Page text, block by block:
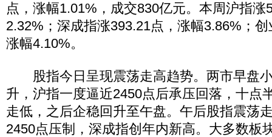
点，涨幅1.01%，成交830亿元。本周沪指涨
2.32%；深成指涨393.21点，涨幅3.86%；
涨幅4.10%。
股指今日呈现震荡走高趋势。两市早盘
升，沪指一度逼近2450点后承压回落，十点
走低，之后企稳回升至午盘。午后股指震荡
2450点压制，深成指创年内新高。大多数板